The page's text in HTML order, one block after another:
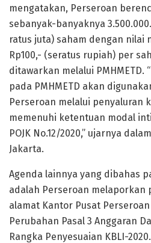
mengatakan, Perseroan
sebanyak-banyaknya
ratus juta) saham dengan nilai
Rp100,- (seratus rupiah) per
ditawarkan melalui PMHMETD.
pada PMHMETD akan
Perseroan melalui penyaluran
memenuhi ketentuan modal
POJK No.12/2020,” ujarnya
Jakarta.
Agenda lainnya yang dibahas
adalah Perseroan melaporkan
alamat Kantor Pusat
Perubahan Pasal 3 Anggaran
Rangka Penyesuaian KBLI-